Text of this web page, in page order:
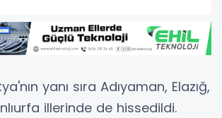
yanı sıra Adıyaman, Elazığ,
illerinde de hissedildi.